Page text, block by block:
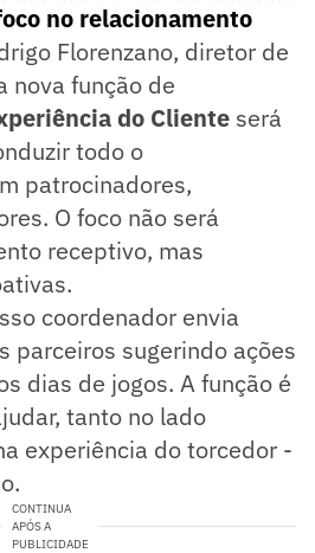
no relacionamento
Florenzano, diretor de
nova função de
do Cliente será
todo o
patrocinadores,
O foco não será
receptivo, mas
coordenador envia
parceiros sugerindo ações
dias de jogos. A função é
tanto no lado
experiência do torcedor -
CONTINUA
APÓS A
PUBLICIDADE